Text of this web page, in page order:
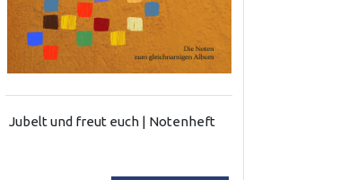
Jubelt und freut euch | Notenheft